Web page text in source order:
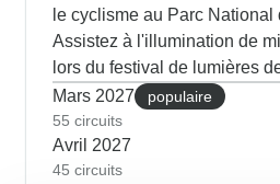
le cyclisme au Parc National
Assistez à l'illumination de
lors du festival de lumières
Mars 2027
populaire
55 circuits
Avril 2027
45 circuits